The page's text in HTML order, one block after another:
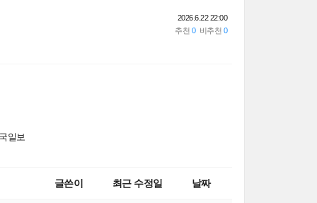
2026.6.22 22:00
일보
글쓴이 최근 수정일 날짜